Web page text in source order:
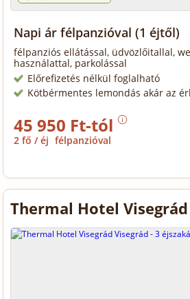
Napi ár félpanzióval (1 éjtől)
félpanziós ellátással, üdvözlőitallal,
használattal, parkolással
Előrefizetés nélkül foglalható
Kötbérmentes lemondás akár az
45 950 Ft-tól
2 fő / éj félpanzióval
Thermal Hotel